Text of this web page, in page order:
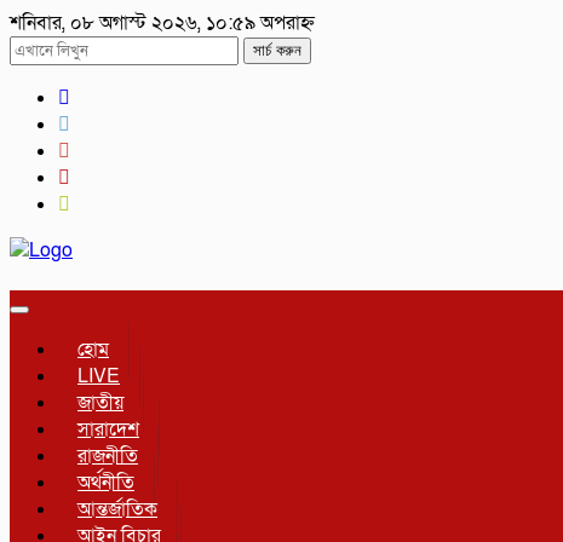
শনিবার, ০৮ অগাস্ট ২০২৬, ১০:৫৯ অপরাহ্ন
সার্চ করুন
Toggle
হোম
LIVE
জাতীয়
সারাদেশ
রাজনীতি
অর্থনীতি
আন্তর্জাতিক
আইন বিচার